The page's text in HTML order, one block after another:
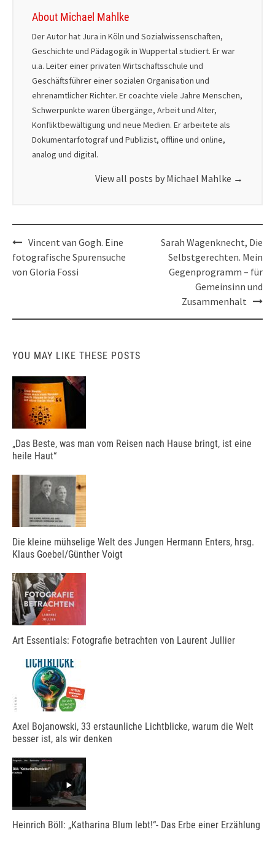
About Michael Mahlke
Der Autor hat Jura in Köln und Sozialwissenschaften,
Geschichte und Pädagogik in Wuppertal studiert. Er war
u.a. Leiter einer privaten Wirtschaftsschule und
Geschäftsführer einer sozialen Organisation und
ehrenamtlicher Richter. Er coachte viele Jahre Menschen,
Schwerpunkte waren Übergänge, Arbeit und Alter,
Konfliktbewältigung und neue Medien. Er arbeitete als
Dokumentarfotograf und Publizist, offline und online,
analog und digital.
View all posts by Michael Mahlke →
Post
navigation
Vincent van Gogh. Eine
fotografische Spurensuche
von Gloria Fossi
Sarah Wagenknecht, Die
Selbstgerechten. Mein
Gegenprogramm – für
Gemeinsinn und
Zusammenhalt
YOU MAY LIKE THESE POSTS
„Das Beste, was man vom Reisen nach Hause bringt, ist eine
heile Haut“
Die kleine mühselige Welt des Jungen Hermann Enters, hrsg.
Klaus Goebel/Günther Voigt
Art Essentials: Fotografie betrachten von Laurent Jullier
Axel Bojanowski, 33 erstaunliche Lichtblicke, warum die Welt
besser ist, als wir denken
Heinrich Böll: „Katharina Blum lebt!“- Das Erbe einer Erzählung